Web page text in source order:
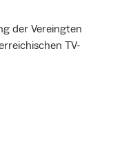
der Vereingten
TV-